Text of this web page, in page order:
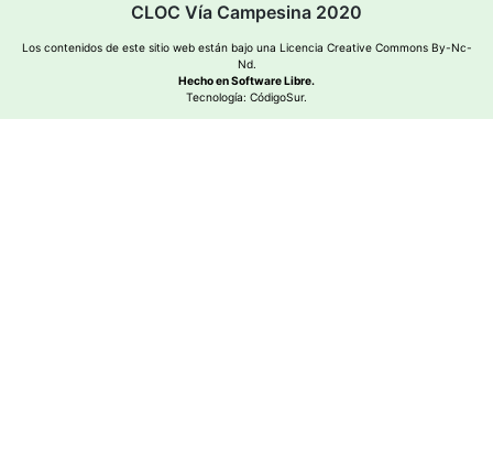
CLOC Vía Campesina 2020
Los contenidos de este sitio web están bajo una Licencia Creative Commons By-Nc-
Nd.
Hecho en Software Libre.
Tecnología: CódigoSur.